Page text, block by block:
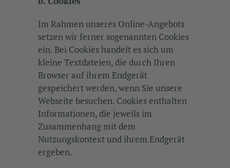
Im Rahmen unseres Online-Angebots
setzen wir ferner sogenannten Cookies
ein. Bei Cookies handelt es sich um
kleine Textdateien, die durch Ihren
Browser auf ihrem Endgerät
gespeichert werden, wenn Sie unsere
Webseite besuchen. Cookies enthalten
Informationen, die jeweils im
Zusammenhang mit dem
Nutzungskontext und ihrem Endgerät
ergeben.